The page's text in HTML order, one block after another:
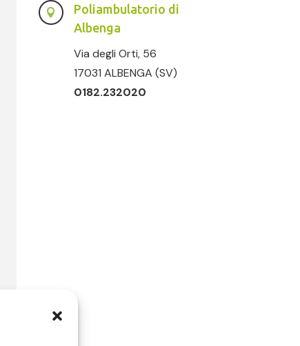

Poliambulatorio di
Albenga
Via degli Orti, 56
17031 ALBENGA (SV)
0182.232020